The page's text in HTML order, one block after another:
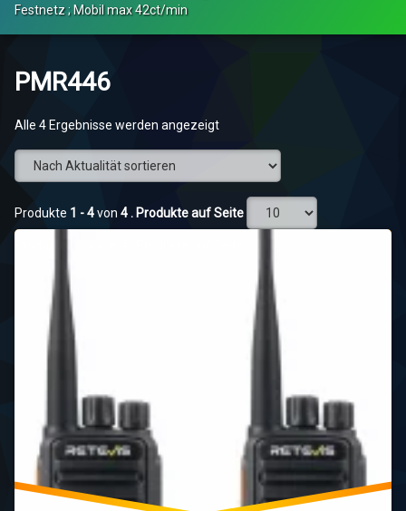
Festnetz ; Mobil max 42ct/min
PMR446
Alle 4 Ergebnisse werden angezeigtNach
Produkte 1 - 4von 4 . Produkte auf Seite